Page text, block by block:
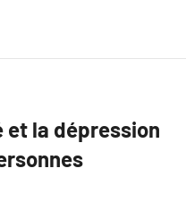
et la dépression